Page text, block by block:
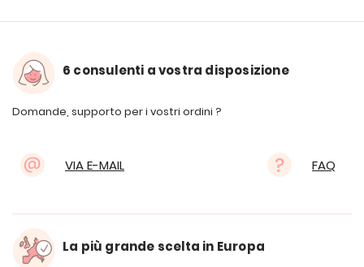
6 consulenti a vostra disposizione
Domande, supporto per i vostri ordini ?
VIA E-MAIL FAQ
La più grande scelta in Europa